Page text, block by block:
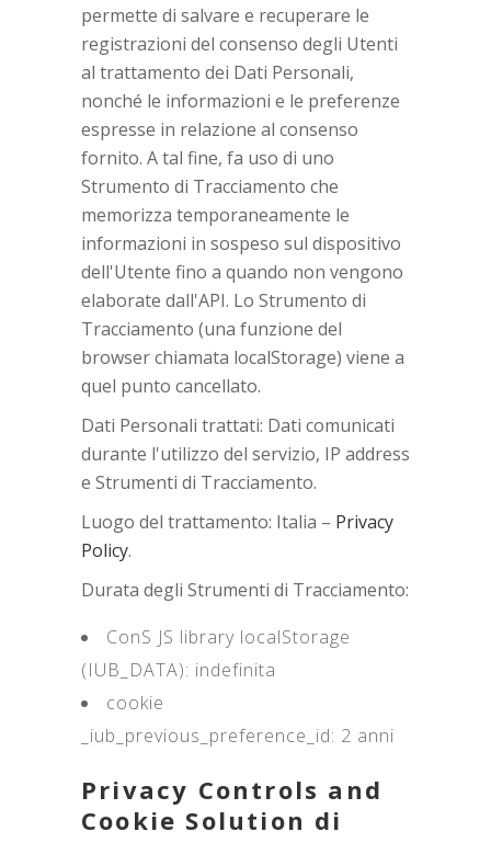
permette di salvare e recuperare le
registrazioni del consenso degli Utenti
al trattamento dei Dati Personali,
nonché le informazioni e le preferenze
espresse in relazione al consenso
fornito. A tal fine, fa uso di uno
Strumento di Tracciamento che
memorizza temporaneamente le
informazioni in sospeso sul dispositivo
dell'Utente fino a quando non vengono
elaborate dall'API. Lo Strumento di
Tracciamento (una funzione del
browser chiamata localStorage) viene a
quel punto cancellato.
Dati Personali trattati: Dati comunicati
durante l'utilizzo del servizio, IP address
e Strumenti di Tracciamento.
Luogo del trattamento: Italia – Privacy
Policy.
Durata degli Strumenti di Tracciamento:
ConS JS library localStorage
(IUB_DATA): indefinita
cookie
_iub_previous_preference_id: 2 anni
Privacy Controls and
Cookie Solution di